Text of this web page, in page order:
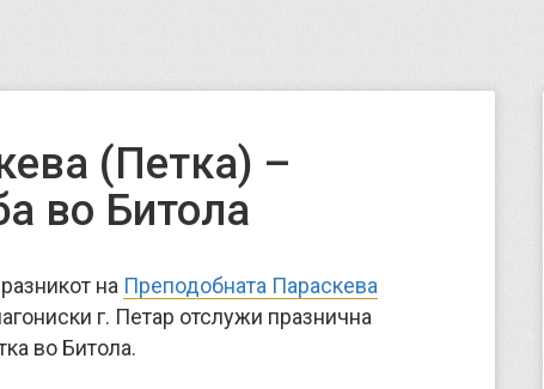
(Петка) –
во Битола
на Преподобната Параскева
г. Петар отслужи празнична
во Битола.